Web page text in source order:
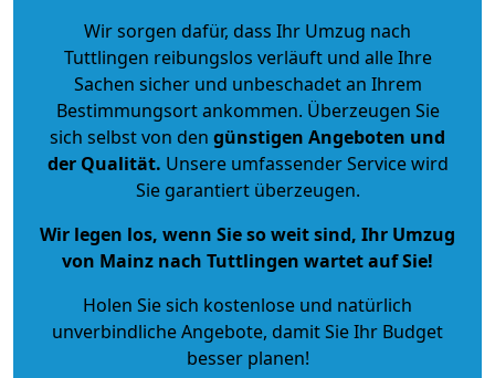
Wir sorgen dafür, dass Ihr Umzug nach
Tuttlingen reibungslos verläuft und alle Ihre
Sachen sicher und unbeschadet an Ihrem
Bestimmungsort ankommen. Überzeugen Sie
sich selbst von den günstigen Angeboten und
der Qualität. Unsere umfassender Service wird
Sie garantiert überzeugen.
Wir legen los, wenn Sie so weit sind, Ihr Umzug
von Mainz nach Tuttlingen wartet auf Sie!
Holen Sie sich kostenlose und natürlich
unverbindliche Angebote, damit Sie Ihr Budget
besser planen!